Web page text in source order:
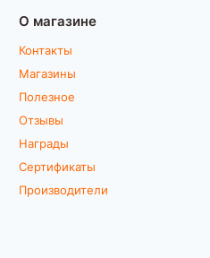
О магазине
Контакты
Магазины
Полезное
Отзывы
Награды
Сертификаты
Производители